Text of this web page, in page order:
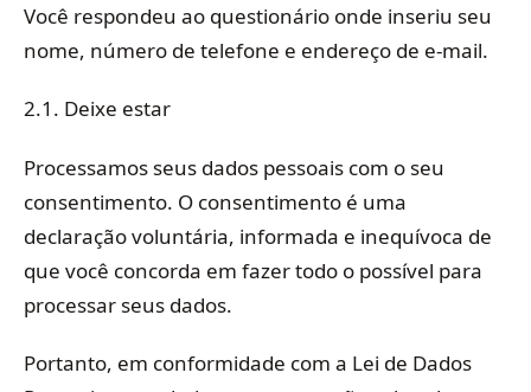
Você respondeu ao questionário onde inseriu seu
nome, número de telefone e endereço de e-mail.
2.1. Deixe estar
Processamos seus dados pessoais com o seu
consentimento. O consentimento é uma
declaração voluntária, informada e inequívoca de
que você concorda em fazer todo o possível para
processar seus dados.
Portanto, em conformidade com a Lei de Dados